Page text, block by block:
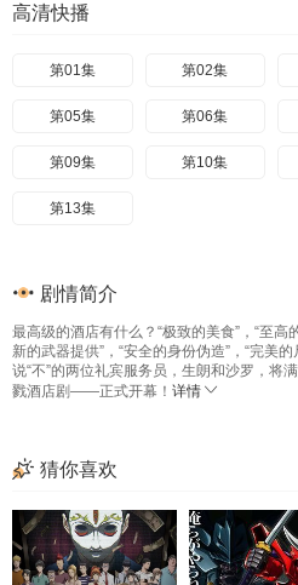
高清快播
第01集 第02集
第05集 第06集
第09集 第10集
第13集
剧情简介
最高级的酒店有什么？“极致的美食”，“至
新的武器提供”，“安全的身份伪造”，“完美
说“不”的两位礼宾服务员，生朗和沙罗，将
戮酒店剧——正式开幕！ 详情
猜你喜欢